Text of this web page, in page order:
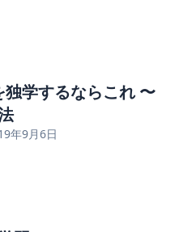
学するならこれ 〜
年9月6日